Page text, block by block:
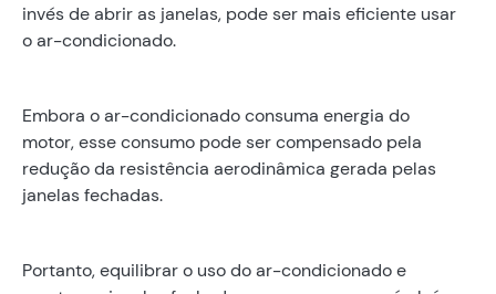
invés de abrir as janelas, pode ser mais eficiente usar
o ar-condicionado.
Embora o ar-condicionado consuma energia do
motor, esse consumo pode ser compensado pela
redução da resistência aerodinâmica gerada pelas
janelas fechadas.
Portanto, equilibrar o uso do ar-condicionado e